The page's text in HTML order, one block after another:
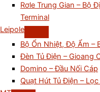
Rơle Trung Gian – Bộ
Terminal
Leipole
Bộ Ổn Nhiệt, Độ Ẩm –
Đèn Tủ Điện – Gioang
Domino – Đầu Nối Cáp
Quạt Hút Tủ Điện – Lọc